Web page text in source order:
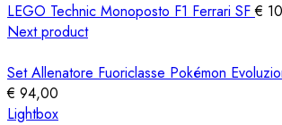
LEGO Technic Monoposto F1 Ferrari SF€
Next product
Set Allenatore Fuoriclasse Pokémon
€ 94,00
Lightbox